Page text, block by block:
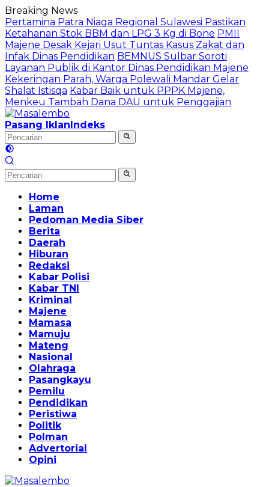
Langsung
ke
konten
Breaking News
Pertamina Patra Niaga Regional Sulawesi Pastikan
Ketahanan Stok BBM dan LPG 3 Kg di Bone PMII
Majene Desak Kejari Usut Tuntas Kasus Zakat dan
Infak Dinas Pendidikan BEMNUS Sulbar Soroti
Layanan Publik di Kantor Dinas Pendidikan Majene
Kekeringan Parah, Warga Polewali Mandar Gelar
Shalat Istisqa Kabar Baik untuk PPPK Majene,
Menkeu Tambah Dana DAU untuk Penggajian
Pasang IklanIndeks
Home
Laman
Pedoman Media Siber
Berita
Daerah
Hiburan
Redaksi
Kabar Polisi
Kabar TNI
Kriminal
Majene
Mamasa
Mamuju
Mateng
Nasional
Olahraga
Pasangkayu
Pemilu
Pendidikan
Peristiwa
Politik
Polman
Advertorial
Opini